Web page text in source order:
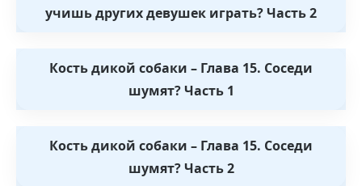
учишь других девушек играть? Часть 2
Кость дикой собаки – Глава 15. Соседи
шумят? Часть 1
Кость дикой собаки – Глава 15. Соседи
шумят? Часть 2